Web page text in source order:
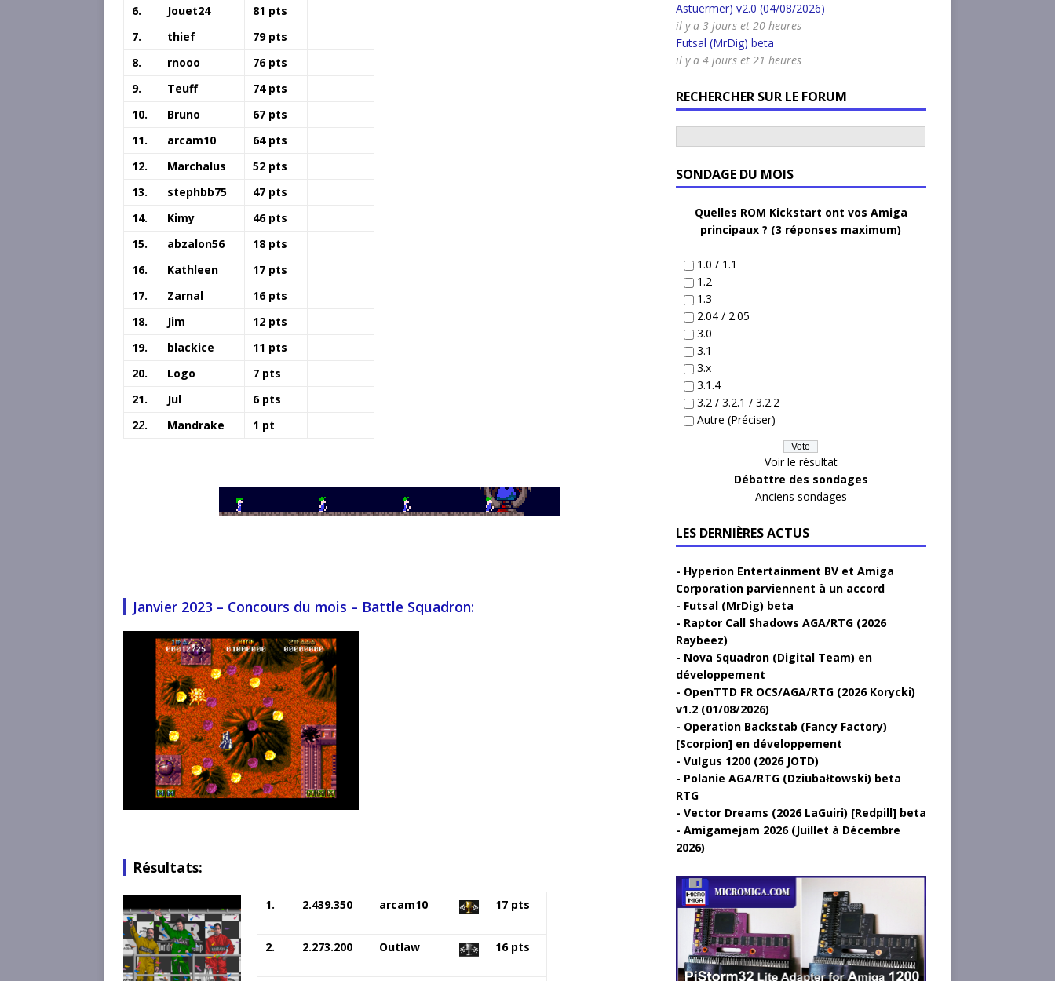
6.
Jouet24
81 pts
7.
thief
79 pts
8.
rnooo
76 pts
9.
Teuff
74 pts
10.
Bruno
67 pts
11.
arcam10
64 pts
12.
Marchalus
52 pts
13.
stephbb75
47 pts
14.
Kimy
46 pts
15.
abzalon56
18 pts
16.
Kathleen
17 pts
17.
Zarnal
16 pts
18.
Jim
12 pts
19.
blackice
11 pts
20.
Logo
7 pts
21.
Jul
6 pts
22. Mandrake 1 pt
Janvier 2023 – Concours du mois – Battle Squadron:
Résultats:
1. 2.439.350 arcam10 17 pts
2. 2.273.200 Outlaw 16 pts
Astuermer) v2.0 (04/08/2026)
il y a 3 jours et 20 heures
Futsal (MrDig) beta
il y a 4 jours et 21 heures
RECHERCHER SUR LE FORUM
SONDAGE DU MOIS
Quelles ROM Kickstart ont vos Amiga
principaux ? (3 réponses maximum)
1.0 / 1.1
1.2
1.3
2.04 / 2.05
3.0
3.1
3.x
3.1.4
3.2 / 3.2.1 / 3.2.2
Autre (Préciser)
Voir le résultat
Débattre des sondages
Anciens sondages
LES DERNIÈRES ACTUS
Hyperion Entertainment BV et Amiga
Corporation parviennent à un accord
Futsal (MrDig) beta
Raptor Call Shadows AGA/RTG (2026
Raybeez)
Nova Squadron (Digital Team) en
développement
OpenTTD FR OCS/AGA/RTG (2026 Korycki)
v1.2 (01/08/2026)
Operation Backstab (Fancy Factory)
[Scorpion] en développement
Vulgus 1200 (2026 JOTD)
Polanie AGA/RTG (Dziubałtowski) beta
RTG
Vector Dreams (2026 LaGuiri) [Redpill] beta
Amigamejam 2026 (Juillet à Décembre
2026)